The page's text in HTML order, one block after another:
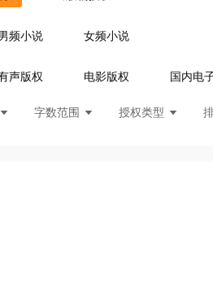
频小说 女频小说
声版权 电影版权 国内电
字数范围 授权类型